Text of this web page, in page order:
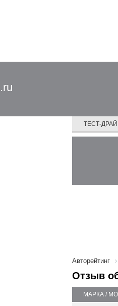
.ru
ТЕСТ-
Авторейтинг
Отзыв
МАРКА /